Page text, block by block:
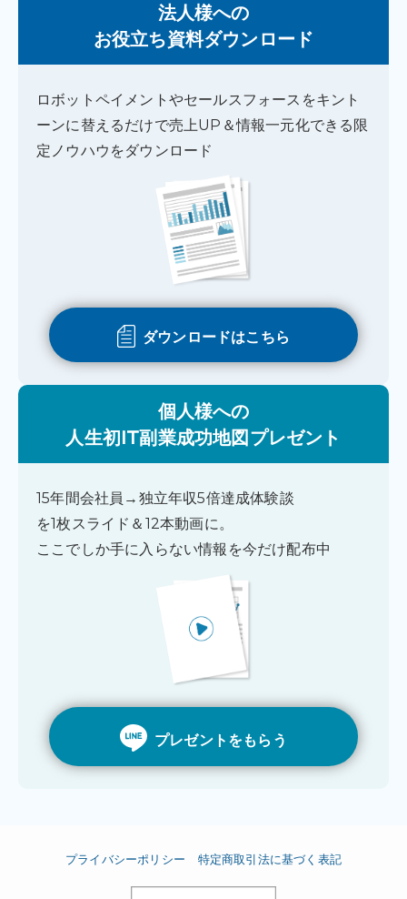
法人様への
お役立ち資料ダウンロード
ロボットペイメントやセールスフォースをキント
ーンに替えるだけで売上UP＆情報一元化できる限
定ノウハウをダウンロード
ダウンロードはこちら
個人様への
人生初IT副業成功地図プレゼント
15年間会社員→独立年収5倍達成体験談
を1枚スライド＆12本動画に。
ここでしか手に入らない情報を今だけ配布中
プレゼントをもらう
プライバシーポリシー 特定商取引法に基づく表記